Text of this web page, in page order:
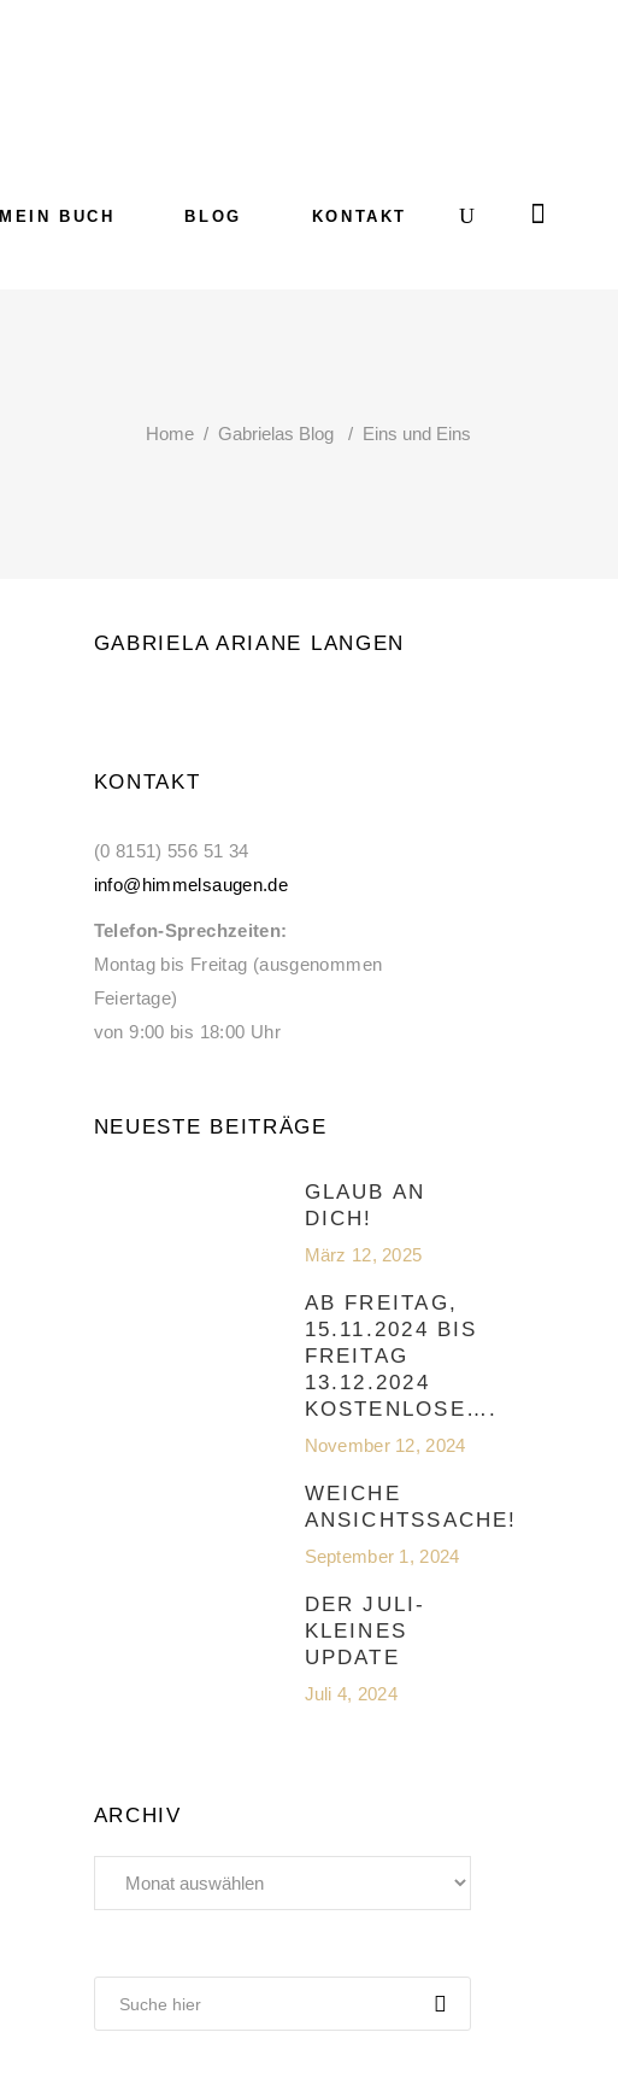
MEIN BUCH BLOG KONTAKT
Home / Gabrielas Blog / Eins und Eins
GABRIELA ARIANE LANGEN
KONTAKT
(0 8151) 556 51 34
info@himmelsaugen.de
Telefon-Sprechzeiten:
Montag bis Freitag (ausgenommen
Feiertage)
von 9:00 bis 18:00 Uhr
NEUESTE BEITRÄGE
GLAUB AN
DICH!
März 12, 2025
AB FREITAG,
15.11.2024 BIS
FREITAG
13.12.2024
KOSTENLOSE….
November 12, 2024
WEICHE
ANSICHTSSACHE!
September 1, 2024
DER JULI-
KLEINES
UPDATE
Juli 4, 2024
ARCHIV
Archiv